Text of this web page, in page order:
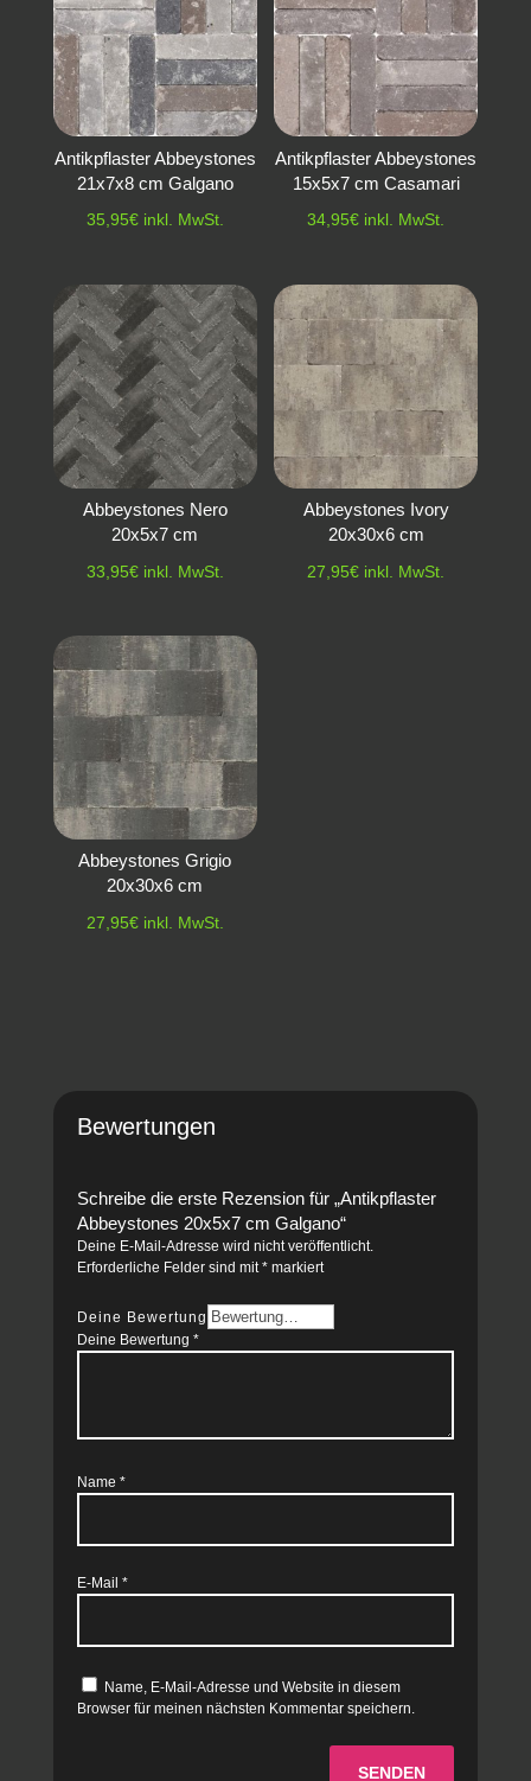
Antikpflaster Abbeystones
21x7x8 cm Galgano
35,95€ inkl. MwSt.
Antikpflaster Abbeystones
15x5x7 cm Casamari
34,95€ inkl. MwSt.
Abbeystones Nero
20x5x7 cm
33,95€ inkl. MwSt.
Abbeystones Ivory
20x30x6 cm
27,95€ inkl. MwSt.
Abbeystones Grigio
20x30x6 cm
27,95€ inkl. MwSt.
Bewertungen
Schreibe die erste Rezension für „Antikpflaster
Abbeystones 20x5x7 cm Galgano“
Deine E-Mail-Adresse wird nicht veröffentlicht.
Erforderliche Felder sind mit*markiert
Deine Bewertung
Deine Bewertung *
Name *
E-Mail *
Name, E-Mail-Adresse und Website in diesem
Browser für meinen nächsten Kommentar speichern.
SENDEN